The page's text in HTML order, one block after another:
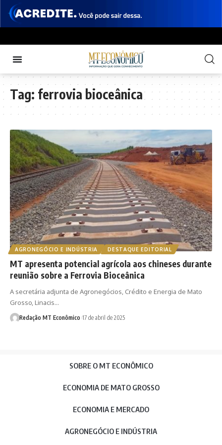
Tag: ferrovia bioceânica
AGRONEGÓCIO E INDÚSTRIA DESTAQUE EDITORIAL
MT apresenta potencial agrícola aos chineses durante
reunião sobre a Ferrovia Bioceânica
A secretária adjunta de Agronegócios, Crédito e Energia de Mato
Grosso, Linacis…
Redação MT Econômico 17 de abril de 2025
SOBRE O MT ECONÔMICO
ECONOMIA DE MATO GROSSO
ECONOMIA E MERCADO
AGRONEGÓCIO E INDÚSTRIA